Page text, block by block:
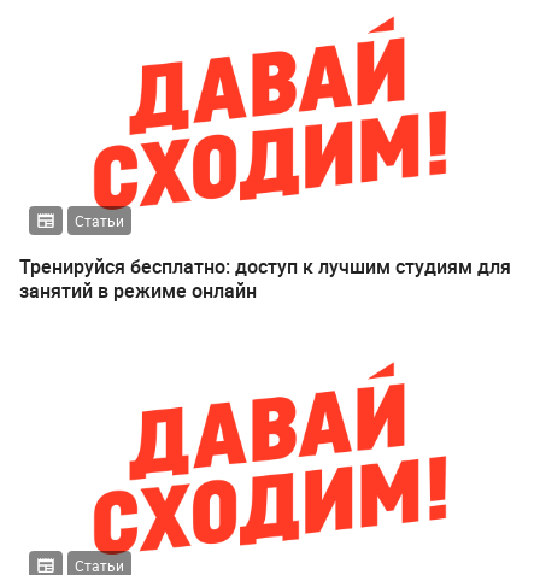
Статьи
Тренируйся бесплатно: доступ к лучшим студиям для
занятий в режиме онлайн
Статьи